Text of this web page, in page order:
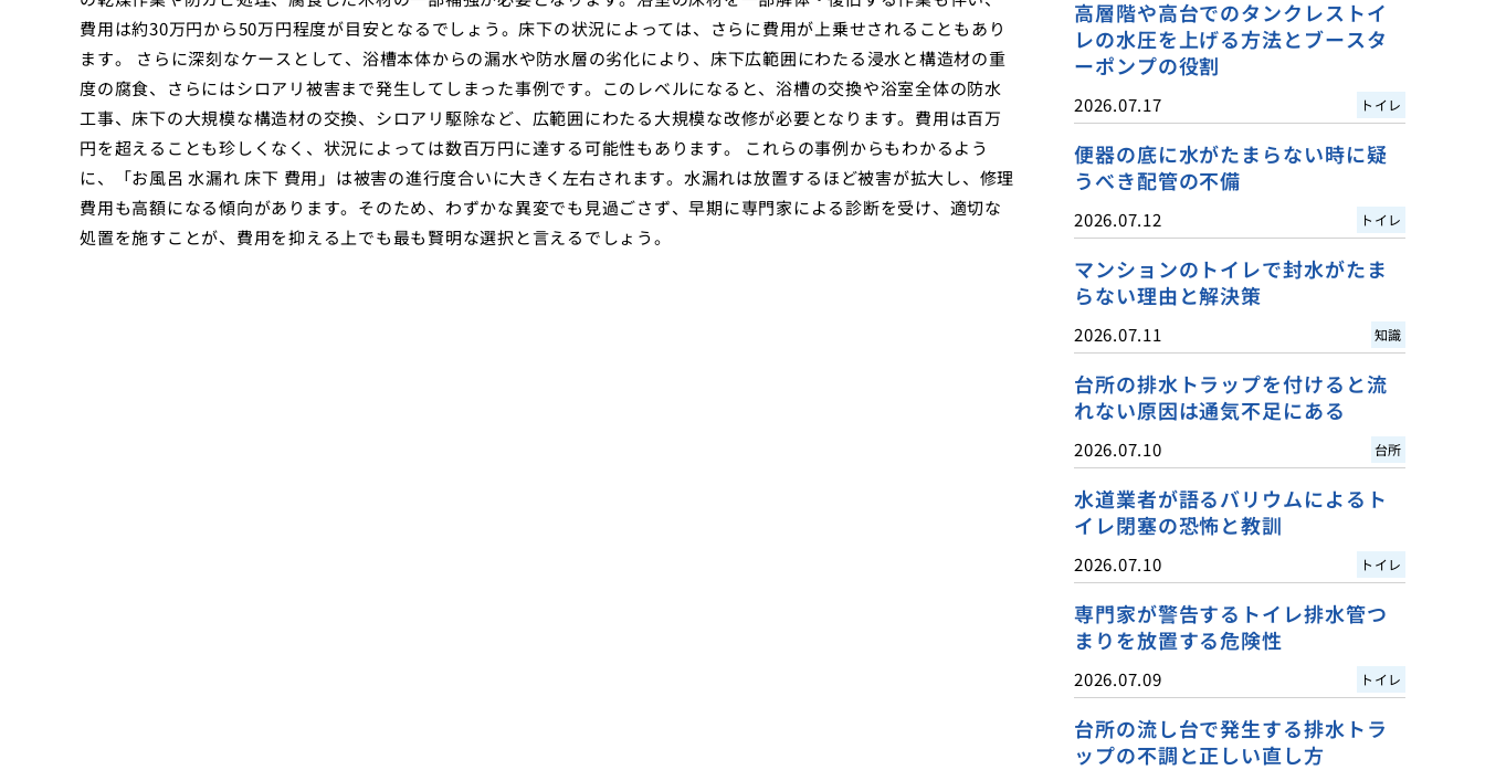
費用は約30万円から50万円程度が目安となるでしょう。床下の状況によっては、さらに費用が上乗せされることもあり
ます。 さらに深刻なケースとして、浴槽本体からの漏水や防水層の劣化により、床下広範囲にわたる浸水と構造材の重
度の腐食、さらにはシロアリ被害まで発生してしまった事例です。このレベルになると、浴槽の交換や浴室全体の防水
工事、床下の大規模な構造材の交換、シロアリ駆除など、広範囲にわたる大規模な改修が必要となります。費用は百万
円を超えることも珍しくなく、状況によっては数百万円に達する可能性もあります。 これらの事例からもわかるよう
に、「お風呂 水漏れ 床下 費用」は被害の進行度合いに大きく左右されます。水漏れは放置するほど被害が拡大し、修理
費用も高額になる傾向があります。そのため、わずかな異変でも見過ごさず、早期に専門家による診断を受け、適切な
処置を施すことが、費用を抑える上でも最も賢明な選択と言えるでしょう。
高層階や高台でのタンクレストイ
レの水圧を上げる方法とブースタ
ーポンプの役割
2026.07.17 トイレ
便器の底に水がたまらない時に疑
うべき配管の不備
2026.07.12 トイレ
マンションのトイレで封水がたま
らない理由と解決策
2026.07.11 知識
台所の排水トラップを付けると流
れない原因は通気不足にある
2026.07.10 台所
水道業者が語るバリウムによるト
イレ閉塞の恐怖と教訓
2026.07.10 トイレ
専門家が警告するトイレ排水管つ
まりを放置する危険性
2026.07.09 トイレ
台所の流し台で発生する排水トラ
ップの不調と正しい直し方